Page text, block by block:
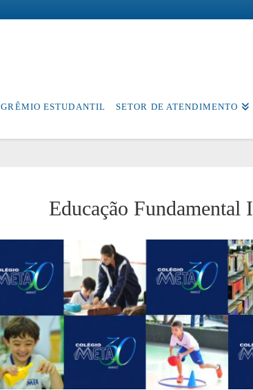
GRÊMIO ESTUDANTIL SETOR DE ATENDIMENTO
Educação Fundamental I